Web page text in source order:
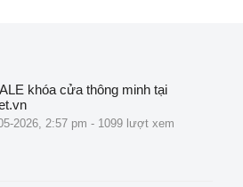
khóa cửa thông minh tại
2026, 2:57 pm - 1099 lượt xem